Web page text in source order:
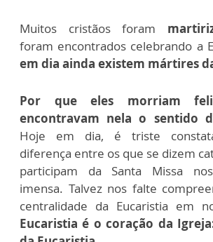
Muitos cristãos foram
foram encontrados celebrando a
em dia ainda existem mártires
Por que eles morriam
encontravam nela o sentido
Hoje em dia, é triste
diferença entre os que se dizem
participam da Santa Missa
imensa. Talvez nos falte
centralidade da Eucaristia em
Eucaristia é o coração da